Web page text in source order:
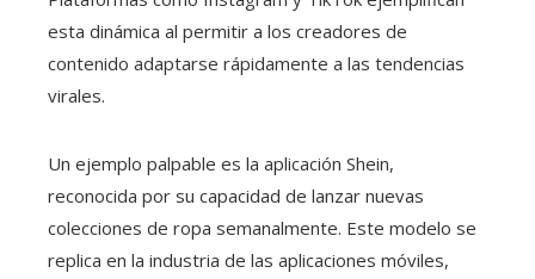
esta dinámica al permitir a los creadores de
contenido adaptarse rápidamente a las tendencias
virales.
Un ejemplo palpable es la aplicación Shein,
reconocida por su capacidad de lanzar nuevas
colecciones de ropa semanalmente. Este modelo se
replica en la industria de las aplicaciones móviles,